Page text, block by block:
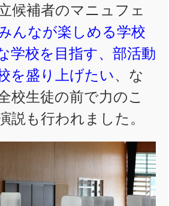
候補者のマニュフェ
んなが楽しめる学校
学校を目指す、部活動
を盛り上げたい、な
校生徒の前で力のこ
説も行われました。